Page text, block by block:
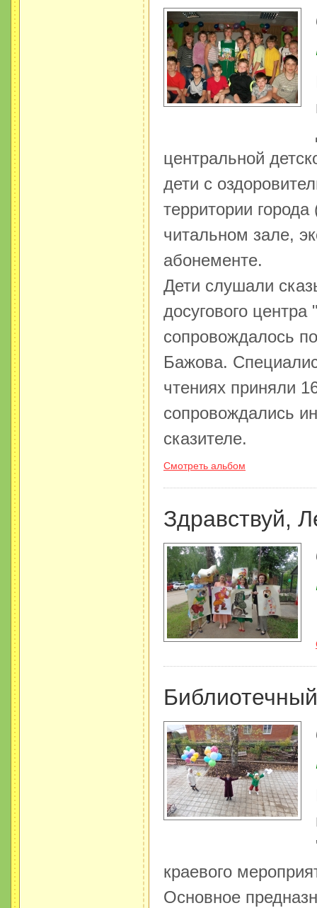
центральной
дети с
территории
читальном зале,
абонементе.
Дети слушали
досугового
сопровождалось
Бажова.
чтениях приняли
сопровождались
сказителе.
Смотреть альбом
Здравствуй,
краевого
Основное